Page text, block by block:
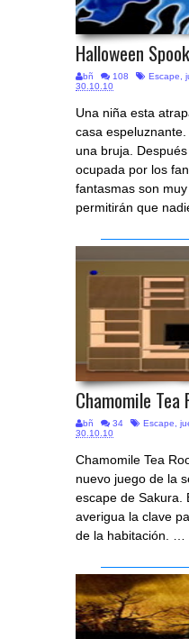
Halloween
bñ 108 Escape,
30.10.10
Una niña esta
casa
una bruja.
ocupada por los
fantasmas son
permitirán que
Chamomile Tea
bñ 34 Escape,
30.10.10
Chamomile Tea
nuevo juego de la
escape de Sakura.
averigua la clave
de la habitación. …